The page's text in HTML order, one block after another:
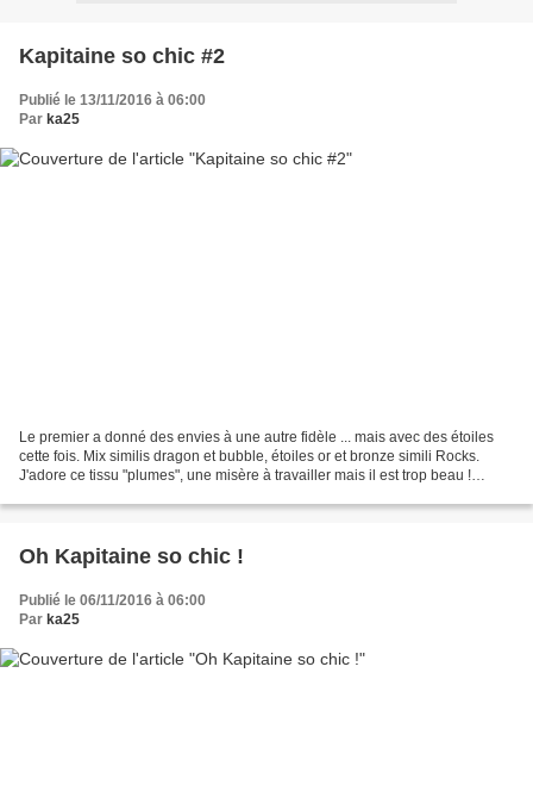
Kapitaine so chic #2
Publié le 13/11/2016 à 06:00
Par ka25
Le premier a donné des envies à une autre fidèle ... mais avec des étoiles
cette fois. Mix similis dragon et bubble, étoiles or et bronze simili Rocks.
J'adore ce tissu "plumes", une misère à travailler mais il est trop beau !
Oh Kapitaine so chic !
Publié le 06/11/2016 à 06:00
Par ka25